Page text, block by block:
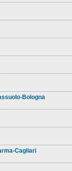
Bologna
Cagliari